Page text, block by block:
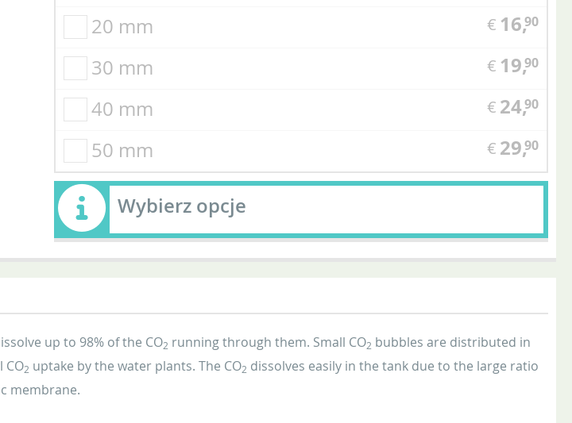
€ 16,90
20 mm
€ 19,90
30 mm
€ 24,90
40 mm
€ 29,90
50 mm
Wybierz opcje
up to 98% of the CO2 running through them. Small CO2 bubbles are distributed in
CO2 uptake by the water plants. The CO2 dissolves easily in the tank due to the large ratio
membrane.